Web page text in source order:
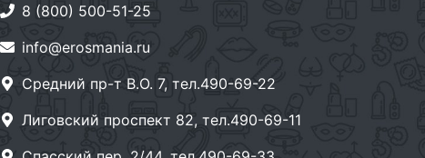
8 (800) 500-51-25
info@erosmania.ru
Средний пр-т В.О. 7, тел.490-69-22
Лиговский проспект 82, тел.490-69-11